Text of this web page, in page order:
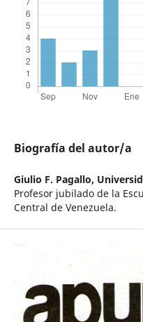
Biografía del autor/a
Giulio F. Pagallo,
Profesor jubilado de la
Central de Venezuela.